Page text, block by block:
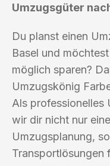
Umzugsgüter
Du planst einen
Basel und
möglich sparen?
Umzugskönig
Als professionelles
wir dir nicht nur
Umzugsplanung,
Transportlösungen